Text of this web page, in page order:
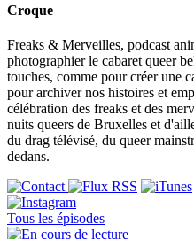
Croque
Freaks & Merveilles, podcast
photographier le cabaret queer
touches, comme pour créer une
pour archiver nos histoires et
célébration des freaks et des
nuits queers de Bruxelles et
du drag télévisé, du queer
dedans.
Tous les épisodes